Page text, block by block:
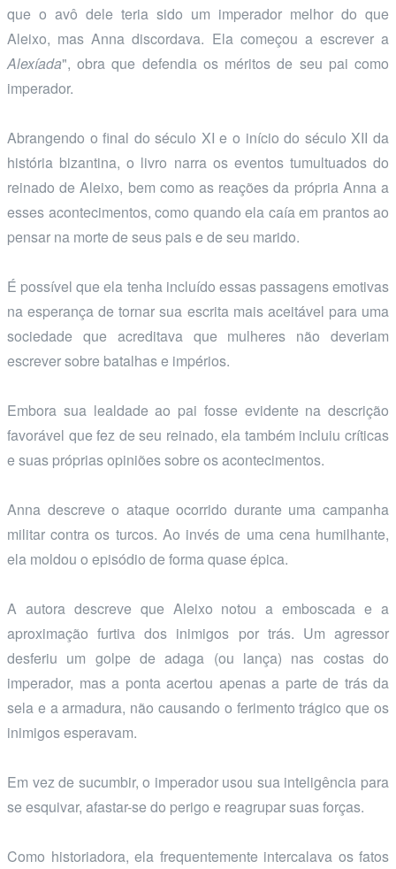
que o avô dele teria sido um imperador melhor do que
Aleixo, mas Anna discordava. Ela começou a escrever a
Alexíada", obra que defendia os méritos de seu pai como
imperador.
Abrangendo o final do século XI e o início do século XII da
história bizantina, o livro narra os eventos tumultuados do
reinado de Aleixo, bem como as reações da própria Anna a
esses acontecimentos, como quando ela caía em prantos ao
pensar na morte de seus pais e de seu marido.
É possível que ela tenha incluído essas passagens emotivas
na esperança de tornar sua escrita mais aceitável para uma
sociedade que acreditava que mulheres não deveriam
escrever sobre batalhas e impérios.
Embora sua lealdade ao pai fosse evidente na descrição
favorável que fez de seu reinado, ela também incluiu críticas
e suas próprias opiniões sobre os acontecimentos.
Anna descreve o ataque ocorrido durante uma campanha
militar contra os turcos. Ao invés de uma cena humilhante,
ela moldou o episódio de forma quase épica.
A autora descreve que Aleixo notou a emboscada e a
aproximação furtiva dos inimigos por trás. Um agressor
desferiu um golpe de adaga (ou lança) nas costas do
imperador, mas a ponta acertou apenas a parte de trás da
sela e a armadura, não causando o ferimento trágico que os
inimigos esperavam.
Em vez de sucumbir, o imperador usou sua inteligência para
se esquivar, afastar-se do perigo e reagrupar suas forças.
Como historiadora, ela frequentemente intercalava os fatos